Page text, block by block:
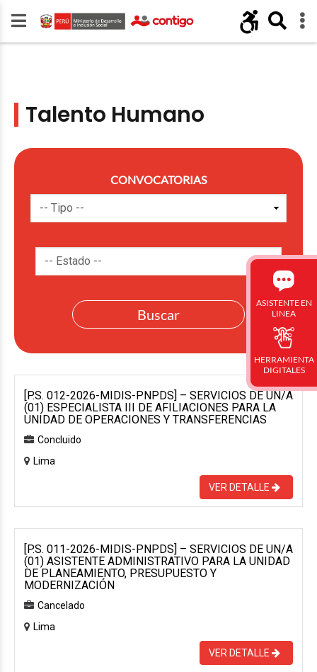
Talento Humano
CONVOCATORIAS
[P.S. 012-2026-MIDIS-PNPDS] – SERVICIOS DE UN/A
(01) ESPECIALISTA III DE AFILIACIONES PARA LA
UNIDAD DE OPERACIONES Y TRANSFERENCIAS
Concluido
Lima
VER DETALLE
[P.S. 011-2026-MIDIS-PNPDS] – SERVICIOS DE UN/A
(01) ASISTENTE ADMINISTRATIVO PARA LA UNIDAD
DE PLANEAMIENTO, PRESUPUESTO Y
MODERNIZACIÓN
Cancelado
Lima
VER DETALLE
ASISTENTE EN
LINEA
HERRAMIENTA
DIGITALES